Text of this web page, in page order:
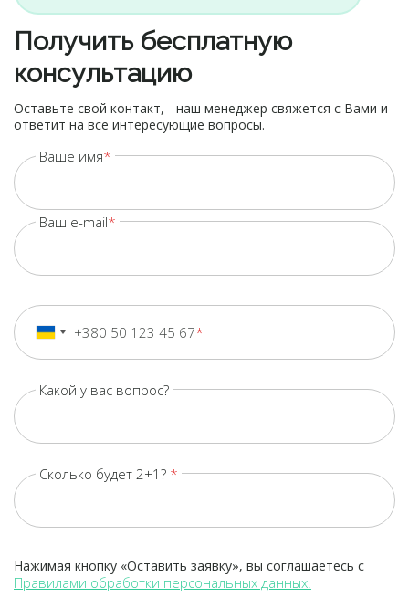
Получить бесплатную
консультацию
Оставьте свой контакт, - наш менеджер свяжется с Вами и
ответит на все интересующие вопросы.
Ваше имя
Ваш e-mail
Ukraine+380
+380 50 123 45 67
Какой у вас вопрос?
Сколько будет 2+1?
Нажимая кнопку «Оставить заявку», вы соглашаетесь с
Правилами обработки персональных данных.